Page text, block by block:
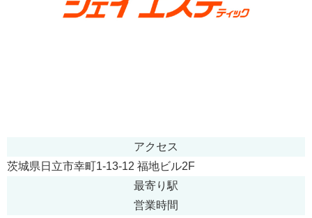
アクセス
茨城県日立市幸町1-13-12 福地ビル2F
最寄り駅
営業時間